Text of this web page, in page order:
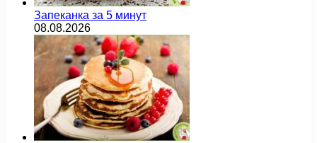
Запеканка за 5 минут
08.08.2026